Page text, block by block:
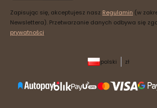
Zapisując się, akceptujesz nasz Regulamin (w
Newslettera). Przetwarzanie danych odbywa się
prywatności.
polski zł